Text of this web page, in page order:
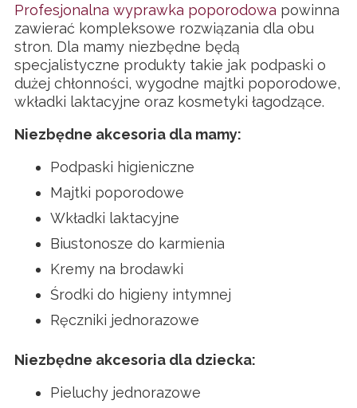
Profesjonalna wyprawka poporodowa powinna
zawierać kompleksowe rozwiązania dla obu
stron. Dla mamy niezbędne będą
specjalistyczne produkty takie jak podpaski o
dużej chłonności, wygodne majtki poporodowe,
wkładki laktacyjne oraz kosmetyki łagodzące.
Niezbędne akcesoria dla mamy:
Podpaski higieniczne
Majtki poporodowe
Wkładki laktacyjne
Biustonosze do karmienia
Kremy na brodawki
Środki do higieny intymnej
Ręczniki jednorazowe
Niezbędne akcesoria dla dziecka:
Pieluchy jednorazowe